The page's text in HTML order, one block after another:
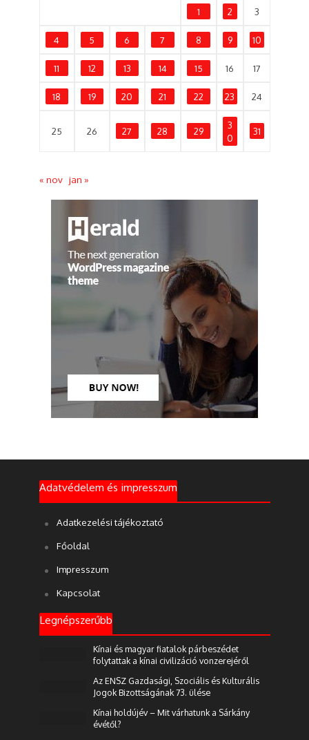
1 2 3
4 5 6 7 8 9 10
11 12 13 14 15 16 17
18 19 20 21 22 23 24
25 26 27 28 29
3
0
31
« nov jan »
Adatvédelem és impresszum
Adatkezelési tájékoztató
Főoldal
Impresszum
Kapcsolat
Legnépszerűbb
Kínai és magyar fiatalok párbeszédet
folytattak a kínai civilizáció vonzerejéről
Az ENSZ Gazdasági, Szociális és Kulturális
Jogok Bizottságának 73. ülése
Kínai holdújév – Mit várhatunk a Sárkány
évétől?